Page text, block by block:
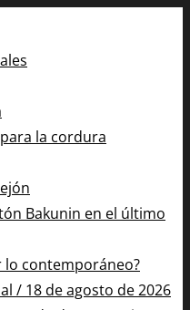
la cordura
Bakunin en el último
lo contemporáneo?
/ 18 de agosto de 2026